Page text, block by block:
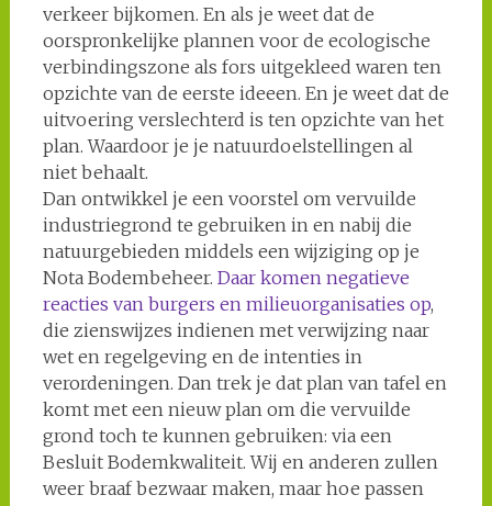
verkeer bijkomen. En als je weet dat de
oorspronkelijke plannen voor de ecologische
verbindingszone als fors uitgekleed waren ten
opzichte van de eerste ideeen. En je weet dat de
uitvoering verslechterd is ten opzichte van het
plan. Waardoor je je natuurdoelstellingen al
niet behaalt.
Dan ontwikkel je een voorstel om vervuilde
industriegrond te gebruiken in en nabij die
natuurgebieden middels een wijziging op je
Nota Bodembeheer. Daar komen negatieve
reacties van burgers en milieuorganisaties op,
die zienswijzes indienen met verwijzing naar
wet en regelgeving en de intenties in
verordeningen. Dan trek je dat plan van tafel en
komt met een nieuw plan om die vervuilde
grond toch te kunnen gebruiken: via een
Besluit Bodemkwaliteit. Wij en anderen zullen
weer braaf bezwaar maken, maar hoe passen